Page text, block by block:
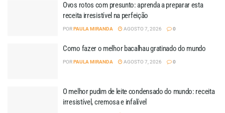
Ovos rotos com presunto: aprenda a preparar esta
receita irresistível na perfeição
PORPAULA MIRANDA AGOSTO 7, 2026 0
Como fazer o melhor bacalhau gratinado do mundo
PORPAULA MIRANDA AGOSTO 7, 2026 0
O melhor pudim de leite condensado do mundo: receita
irresistível, cremosa e infalível